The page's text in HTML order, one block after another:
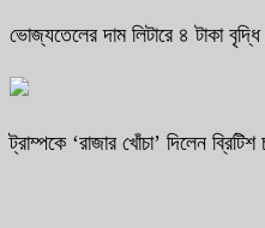
ভোজ্যতেলের দাম লিটারে ৪ টাকা বৃদ্ধি
ট্রাম্পকে ‘রাজার খোঁচা’ দিলেন ব্রিটিশ